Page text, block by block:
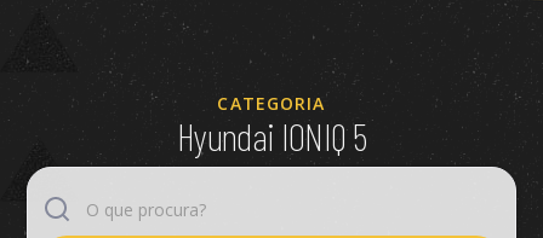
CATEGORIA
Hyundai IONIQ 5